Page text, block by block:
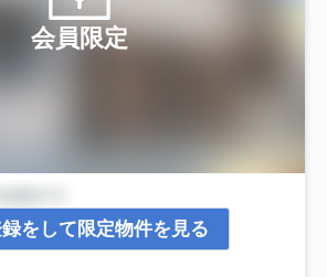
会員限定
をして限定物件を見る